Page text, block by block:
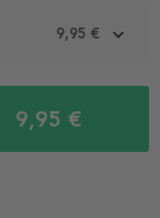
9,95 €
9,95 €